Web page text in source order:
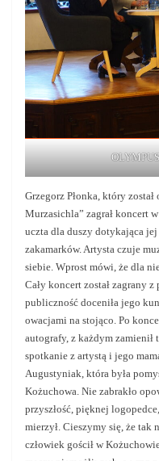
Grzegorz Płonka, który
Murzasichla” zagrał koncert
uczta dla duszy dotykająca
zakamarków. Artysta czuje
siebie. Wprost mówi, że dla
Cały koncert został zagrany
publiczność doceniła jego
owacjami na stojąco. Po
autografy, z każdym zamienił
spotkanie z artystą i jego
Augustyniak, która była
Kożuchowa. Nie zabrakło
przyszłość, pięknej
mierzył. Cieszymy się, że tak
człowiek gościł w